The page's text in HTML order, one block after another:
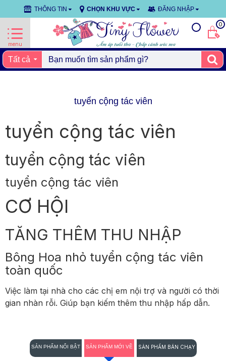
THÔNG TIN CHỌN KHU VỰC ĐĂNG NHẬP
0
Tất cả
tuyển cộng tác viên
tuyển cộng tác viên
tuyển cộng tác viên
tuyển cộng tác viên
CƠ HỘI
TĂNG THÊM THU NHẬP
Bông Hoa nhỏ tuyển cộng tác viên
toàn quốc
Việc làm tại nhà cho các chị em nội trợ và người có thời
gian nhàn rỗi. Giúp bạn kiếm thêm thu nhập hấp dẫn.
SẢN PHẨM NỔI BẬT SẢN PHẨM MỚI VỀ SẢN PHẨM BÁN CHẠY